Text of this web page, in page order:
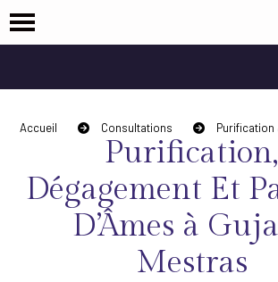
Accueil Consultations Purification
Purification,
Dégagement Et
D’Âmes à
Mestras